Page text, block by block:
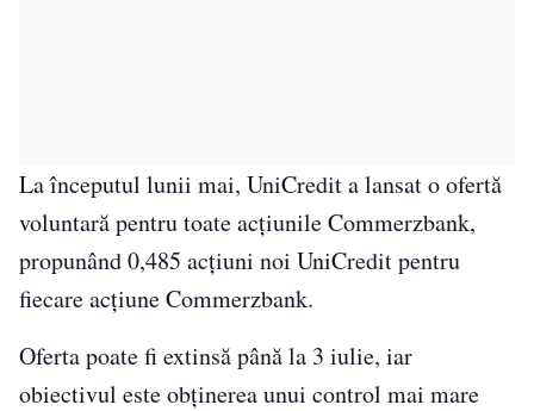
La începutul lunii mai, UniCredit a lansat o ofertă
voluntară pentru toate acțiunile Commerzbank,
propunând 0,485 acțiuni noi UniCredit pentru
fiecare acțiune Commerzbank.
Oferta poate fi extinsă până la 3 iulie, iar
obiectivul este obținerea unui control mai mare